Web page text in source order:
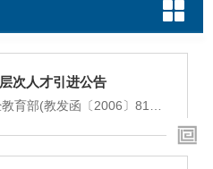
次人才引进公告
育部(教发函〔2006〕81号)
务学院的全部师资和管理队
学设备、校园建筑及生活设